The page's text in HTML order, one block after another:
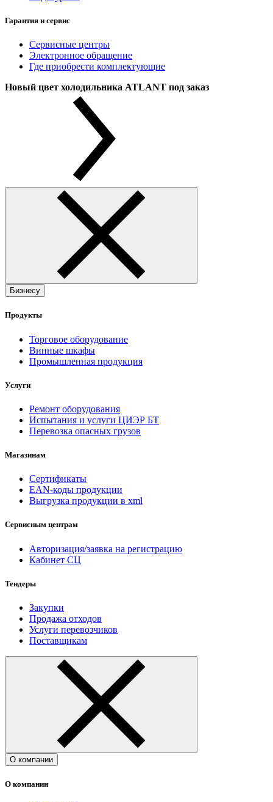
Гарантия и сервис
Сервисные центры
Электронное обращение
Где приобрести комплектующие
Новый цвет холодильника ATLANT под заказ
Бизнесу
Продукты
Торговое оборудование
Винные шкафы
Промышленная продукция
Услуги
Ремонт оборудования
Испытания и услуги ЦИЭР БТ
Перевозка опасных грузов
Магазинам
Сертификаты
EAN-коды продукции
Выгрузка продукции в xml
Сервисным центрам
Авторизация/заявка на регистрацию
Кабинет СЦ
Тендеры
Закупки
Продажа отходов
Услуги перевозчиков
Поставщикам
О компании
О компании